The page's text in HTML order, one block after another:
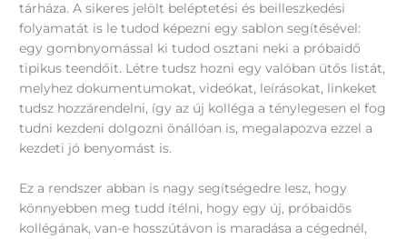
tárháza. A sikeres jelölt beléptetési és beilleszkedési
folyamatát is le tudod képezni egy sablon segítésével:
egy gombnyomással ki tudod osztani neki a próbaidő
tipikus teendőit. Létre tudsz hozni egy valóban ütős listát,
melyhez dokumentumokat, videókat, leírásokat, linkeket
tudsz hozzárendelni, így az új kolléga a ténylegesen el fog
tudni kezdeni dolgozni önállóan is, megalapozva ezzel a
kezdeti jó benyomást is.
Ez a rendszer abban is nagy segítségedre lesz, hogy
könnyebben meg tudd ítélni, hogy egy új, próbaidős
kollégának, van-e hosszútávon is maradása a cégednél,